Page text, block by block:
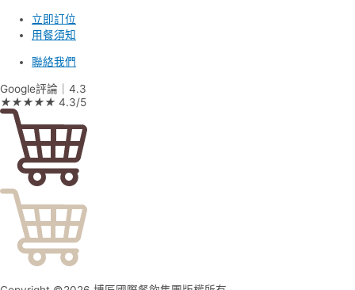
立即訂位
用餐須知
聯絡我們
Google評論｜4.3
★★★★★ 4.3/5